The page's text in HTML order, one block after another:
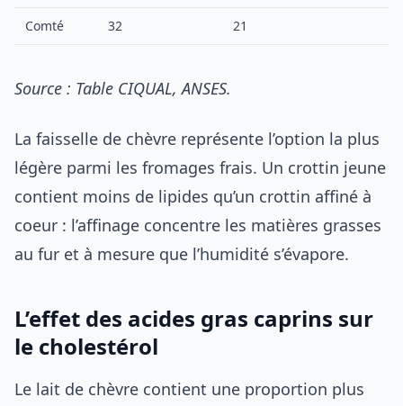
Comté 32 21
Source : Table CIQUAL, ANSES.
La faisselle de chèvre représente l’option la plus
légère parmi les fromages frais. Un crottin jeune
contient moins de lipides qu’un crottin affiné à
coeur : l’affinage concentre les matières grasses
au fur et à mesure que l’humidité s’évapore.
L’effet des acides gras caprins sur
le cholestérol
Le lait de chèvre contient une proportion plus